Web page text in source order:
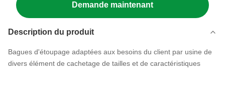
Demande maintenant
Description du produit
Bagues d'étoupage adaptées aux besoins du client par usine de
divers élément de cachetage de tailles et de caractéristiques